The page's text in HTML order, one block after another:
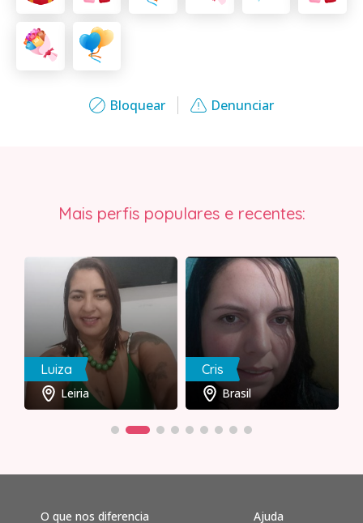
Bloquear Denunciar
Mais perfis populares e recentes:
Luiza
Leiria
Cris
Brasil
O que nos diferencia Ajuda